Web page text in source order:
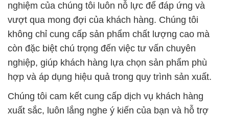
nghiệm của chúng tôi luôn nỗ lực để đáp ứng và
vượt qua mong đợi của khách hàng. Chúng tôi
không chỉ cung cấp sản phẩm chất lượng cao mà
còn đặc biệt chú trọng đến việc tư vấn chuyên
nghiệp, giúp khách hàng lựa chọn sản phẩm phù
hợp và áp dụng hiệu quả trong quy trình sản xuất.
Chúng tôi cam kết cung cấp dịch vụ khách hàng
xuất sắc, luôn lắng nghe ý kiến của bạn và hỗ trợ